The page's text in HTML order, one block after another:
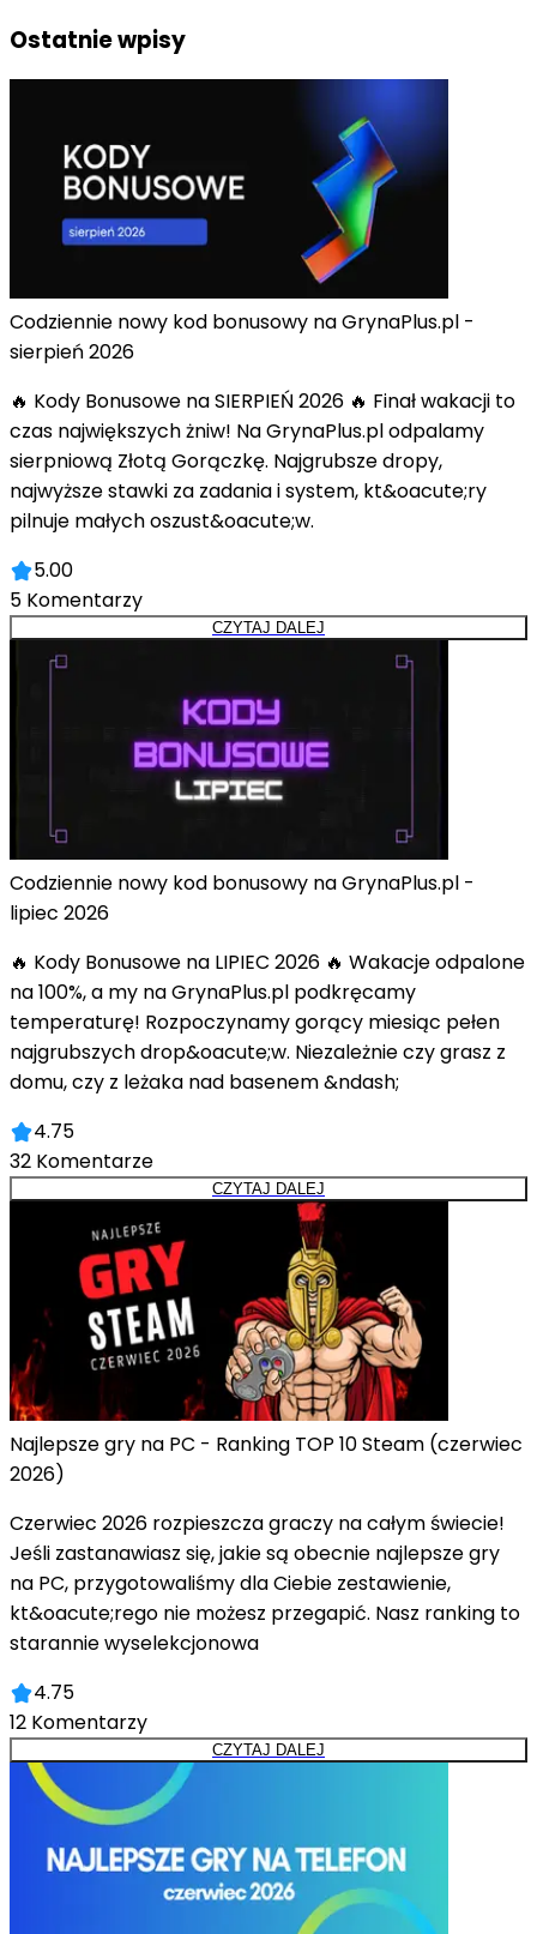
Ostatnie wpisy
Codziennie nowy kod bonusowy na GrynaPlus.pl -
sierpień 2026
🔥 Kody Bonusowe na SIERPIEŃ 2026 🔥 Finał wakacji to
czas największych żniw! Na GrynaPlus.pl odpalamy
sierpniową Złotą Gorączkę. Najgrubsze dropy,
najwyższe stawki za zadania i system, kt&oacute;ry
pilnuje małych oszust&oacute;w.
5.00
5 Komentarzy
CZYTAJ DALEJ
Codziennie nowy kod bonusowy na GrynaPlus.pl -
lipiec 2026
🔥 Kody Bonusowe na LIPIEC 2026 🔥 Wakacje odpalone
na 100%, a my na GrynaPlus.pl podkręcamy
temperaturę! Rozpoczynamy gorący miesiąc pełen
najgrubszych drop&oacute;w. Niezależnie czy grasz z
domu, czy z leżaka nad basenem &ndash;
4.75
32 Komentarze
CZYTAJ DALEJ
Najlepsze gry na PC - Ranking TOP 10 Steam (czerwiec
2026)
Czerwiec 2026 rozpieszcza graczy na całym świecie!
Jeśli zastanawiasz się, jakie są obecnie najlepsze gry
na PC, przygotowaliśmy dla Ciebie zestawienie,
kt&oacute;rego nie możesz przegapić. Nasz ranking to
starannie wyselekcjonowa
4.75
12 Komentarzy
CZYTAJ DALEJ